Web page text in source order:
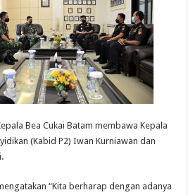
Bea Cukai Batam membawa Kepala
(Kabid P2) Iwan Kurniawan dan
“Kita berharap dengan adanya